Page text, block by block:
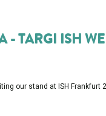
- TARGI ISH
our stand at ISH Frankfurt